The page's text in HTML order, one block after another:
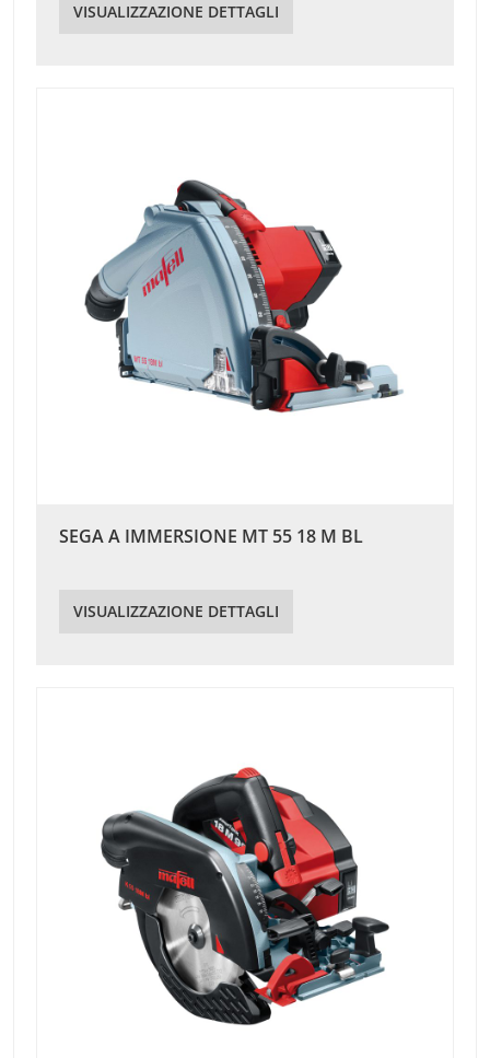
VISUALIZZAZIONE DETTAGLI
SEGA A IMMERSIONE MT 55 18 M BL
VISUALIZZAZIONE DETTAGLI